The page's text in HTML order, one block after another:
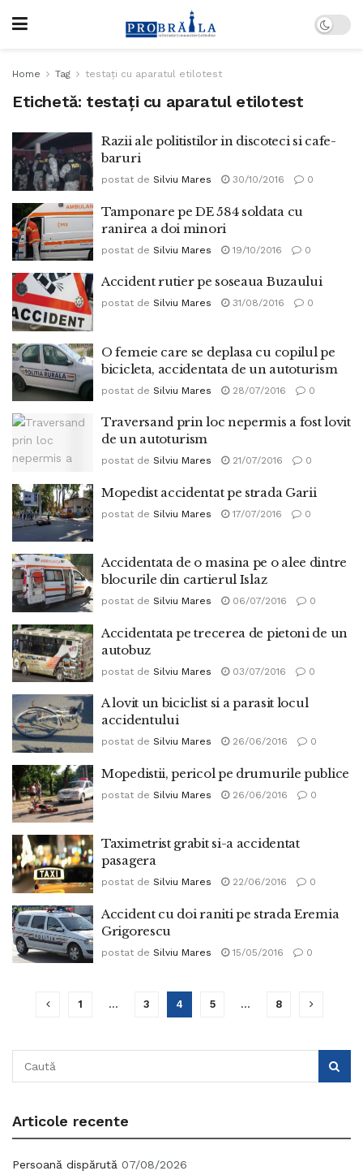
Home Tag testaţi cu aparatul etilotest
Etichetă: testaţi cu aparatul etilotest
Razii ale politistilor in discoteci si cafe-
baruri
postat de Silviu Mares 30/10/2016 0
Tamponare pe DE 584 soldata cu
ranirea a doi minori
postat de Silviu Mares 19/10/2016 0
Accident rutier pe soseaua Buzaului
postat de Silviu Mares 31/08/2016 0
O femeie care se deplasa cu copilul pe
bicicleta, accidentata de un autoturism
postat de Silviu Mares 28/07/2016 0
Traversand prin loc nepermis a fost lovit
de un autoturism
postat de Silviu Mares 21/07/2016 0
Mopedist accidentat pe strada Garii
postat de Silviu Mares 17/07/2016 0
Accidentata de o masina pe o alee dintre
blocurile din cartierul Islaz
postat de Silviu Mares 06/07/2016 0
Accidentata pe trecerea de pietoni de un
autobuz
postat de Silviu Mares 03/07/2016 0
A lovit un biciclist si a parasit locul
accidentului
postat de Silviu Mares 26/06/2016 0
Mopedistii, pericol pe drumurile publice
postat de Silviu Mares 26/06/2016 0
Taximetrist grabit si-a accidentat
pasagera
postat de Silviu Mares 22/06/2016 0
Accident cu doi raniti pe strada Eremia
Grigorescu
postat de Silviu Mares 15/05/2016 0
1 … 3 4 5 … 8
Articole recente
Persoană dispărută 07/08/2026